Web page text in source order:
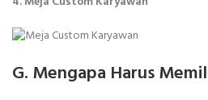
G. Mengapa Harus